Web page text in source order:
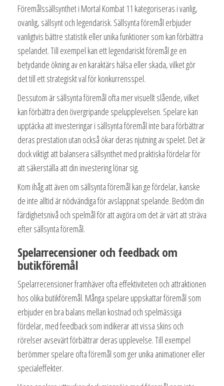
Föremålssällsynthet i Mortal Kombat 11 kategoriseras i vanlig,
ovanlig, sällsynt och legendarisk. Sällsynta föremål erbjuder
vanligtvis bättre statistik eller unika funktioner som kan förbättra
spelandet. Till exempel kan ett legendariskt föremål ge en
betydande ökning av en karaktärs hälsa eller skada, vilket gör
det till ett strategiskt val för konkurrensspel.
Dessutom är sällsynta föremål ofta mer visuellt slående, vilket
kan förbättra den övergripande spelupplevelsen. Spelare kan
upptäcka att investeringar i sällsynta föremål inte bara förbättrar
deras prestation utan också ökar deras njutning av spelet. Det är
dock viktigt att balansera sällsynthet med praktiska fördelar för
att säkerställa att din investering lönar sig.
Kom ihåg att även om sällsynta föremål kan ge fördelar, kanske
de inte alltid är nödvändiga för avslappnat spelande. Bedöm din
färdighetsnivå och spelmål för att avgöra om det är värt att sträva
efter sällsynta föremål.
Spelarrecensioner och feedback om
butikföremål
Spelarrecensioner framhäver ofta effektiviteten och attraktionen
hos olika butikföremål. Många spelare uppskattar föremål som
erbjuder en bra balans mellan kostnad och spelmässiga
fördelar, med feedback som indikerar att vissa skins och
rörelser avsevärt förbättrar deras upplevelse. Till exempel
berömmer spelare ofta föremål som ger unika animationer eller
specialeffekter.